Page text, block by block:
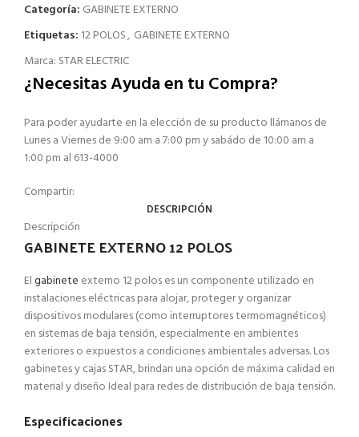
Categoría: GABINETE EXTERNO
Etiquetas: 12 POLOS, GABINETE EXTERNO
Marca: STAR ELECTRIC
¿Necesitas Ayuda en tu Compra?
Para poder ayudarte en la elección de su producto llámanos de
Lunes a Viernes de 9:00 am a 7:00 pm y sabádo de 10:00 am a
1:00 pm al 613-4000
Compartir:
DESCRIPCIÓN
Descripción
GABINETE EXTERNO 12 POLOS
Elgabinete externo 12 polos es un componente utilizado en
instalaciones eléctricas para alojar, proteger y organizar
dispositivos modulares (como interruptores termomagnéticos)
en sistemas de baja tensión, especialmente en ambientes
exteriores o expuestos a condiciones ambientales adversas. Los
gabinetes y cajas STAR, brindan una opción de máxima calidad en
material y diseño Ideal para redes de distribución de baja tensión.
Especificaciones